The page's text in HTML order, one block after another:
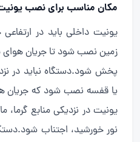
مکان مناسب برای نصب
زمین نصب شود تا جریان
پخش شود.دستگاه نباید در
یا قفسه نصب شود که جریان
یونیت در نزدیکی منابع گرما،
نور خورشید، اجتناب